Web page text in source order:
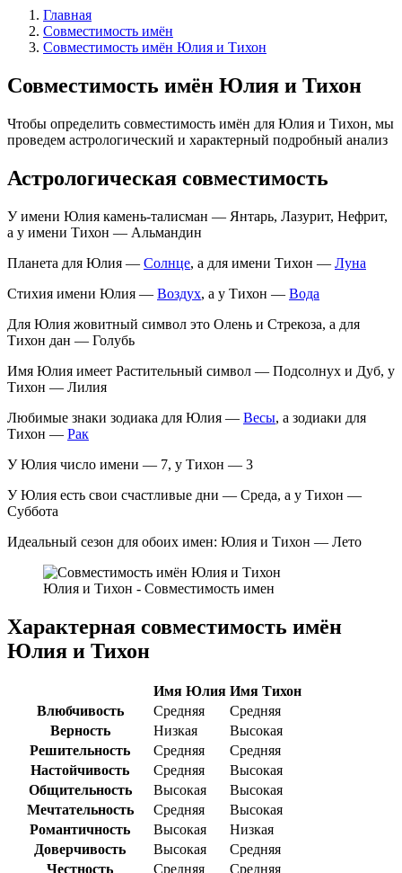
Главная
Совместимость имён
Совместимость имён Юлия и Тихон
Совместимость имён Юлия и Тихон
Чтобы определить совместимость имён для Юлия и Тихон, мы
проведем астрологический и характерный подробный анализ
Астрологическая совместимость
У имени Юлия камень-талисман — Янтарь, Лазурит, Нефрит,
а у имени Тихон — Альмандин
Планета для Юлия — Солнце, а для имени Тихон — Луна
Стихия имени Юлия — Воздух, а у Тихон — Вода
Для Юлия жовитный символ это Олень и Стрекоза, а для
Тихон дан — Голубь
Имя Юлия имеет Растительный символ — Подсолнух и Дуб, у
Тихон — Лилия
Любимые знаки зодиака для Юлия — Весы, а зодиаки для
Тихон — Рак
У Юлия число имени — 7, у Тихон — 3
У Юлия есть свои счастливые дни — Среда, а у Тихон —
Суббота
Идеальный сезон для обоих имен: Юлия и Тихон — Лето
Юлия и Тихон - Совместимость имен
Характерная совместимость имён
Юлия и Тихон
Имя Юлия Имя Тихон
Влюбчивость
Средняя
Средняя
Верность
Низкая
Высокая
Решительность
Средняя
Средняя
Настойчивость
Средняя
Высокая
Общительность
Высокая
Высокая
Мечтательность
Средняя
Высокая
Романтичность
Высокая
Низкая
Доверчивость
Высокая
Средняя
Честность
Средняя Средняя